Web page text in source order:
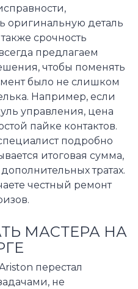
оригинальную деталь
срочность
предлагаем
чтобы поменять
было не слишком
Например, если
управления, цена
пайке контактов.
подробно
итоговая сумма,
тратах.
честный ремонт
МАСТЕРА НА
перестал
не